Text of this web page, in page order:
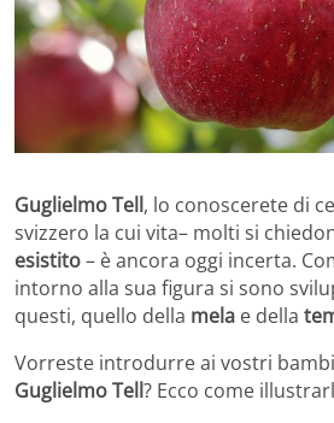
Guglielmo Tell, lo conoscerete di
svizzero la cui vita– molti si
esistito– è ancora oggi incerta.
intorno alla sua figura si sono
questi, quello della mela e della
Vorreste introdurre ai vostri
Guglielmo Tell? Ecco come